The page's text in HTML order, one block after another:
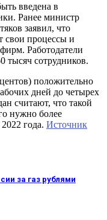
введена в
Ранее министр
заявил, что
свои процессы и
Работодатели
тысяч сотрудников.
положительно
дней до четырех
считают, что такой
нужно более
года. Источник
за газ рублями